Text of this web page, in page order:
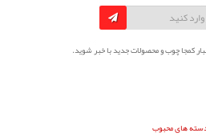
کمجا چوب و محصولات جدید با خبر شوید.
های محبوب